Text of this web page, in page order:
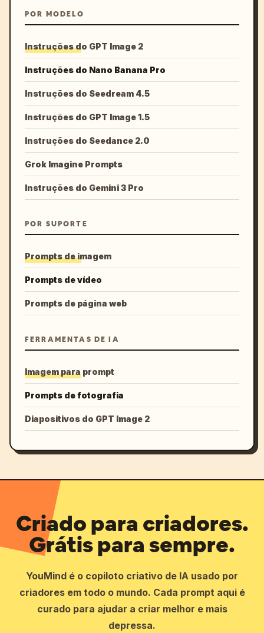
POR MODELO
Instruções do GPT Image 2
Instruções do Nano Banana Pro
Instruções do Seedream 4.5
Instruções do GPT Image 1.5
Instruções do Seedance 2.0
Grok Imagine Prompts
Instruções do Gemini 3 Pro
POR SUPORTE
Prompts de imagem
Prompts de vídeo
Prompts de página web
FERRAMENTAS DE IA
Imagem para prompt
Prompts de fotografia
Diapositivos do GPT Image 2
Criado para criadores.
Grátis para sempre.
YouMind é o copiloto criativo de IA usado por
criadores em todo o mundo. Cada prompt aqui é
curado para ajudar a criar melhor e mais
depressa.